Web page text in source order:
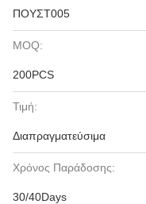
ΠΟΥΣΤ005
MOQ:
200PCS
Τιμή:
Διαπραγματεύσιμα
Χρόνος Παράδοσης:
30/40Days